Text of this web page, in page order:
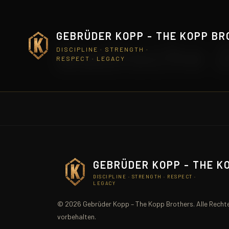
GEBRÜDER KOPP - THE KOPP
DISCIPLINE · STRENGTH ·
RESPECT · LEGACY
Badische
GEBRÜDER KOPP - THE
DISCIPLINE · STRENGTH · RESPECT ·
LEGACY
© 2026 Gebrüder Kopp – The Kopp Brothers. Alle
vorbehalten.